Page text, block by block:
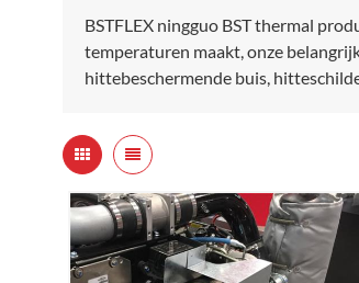
BSTFLEX ningguo BST thermal
temperaturen maakt, onze
hittebeschermende buis,